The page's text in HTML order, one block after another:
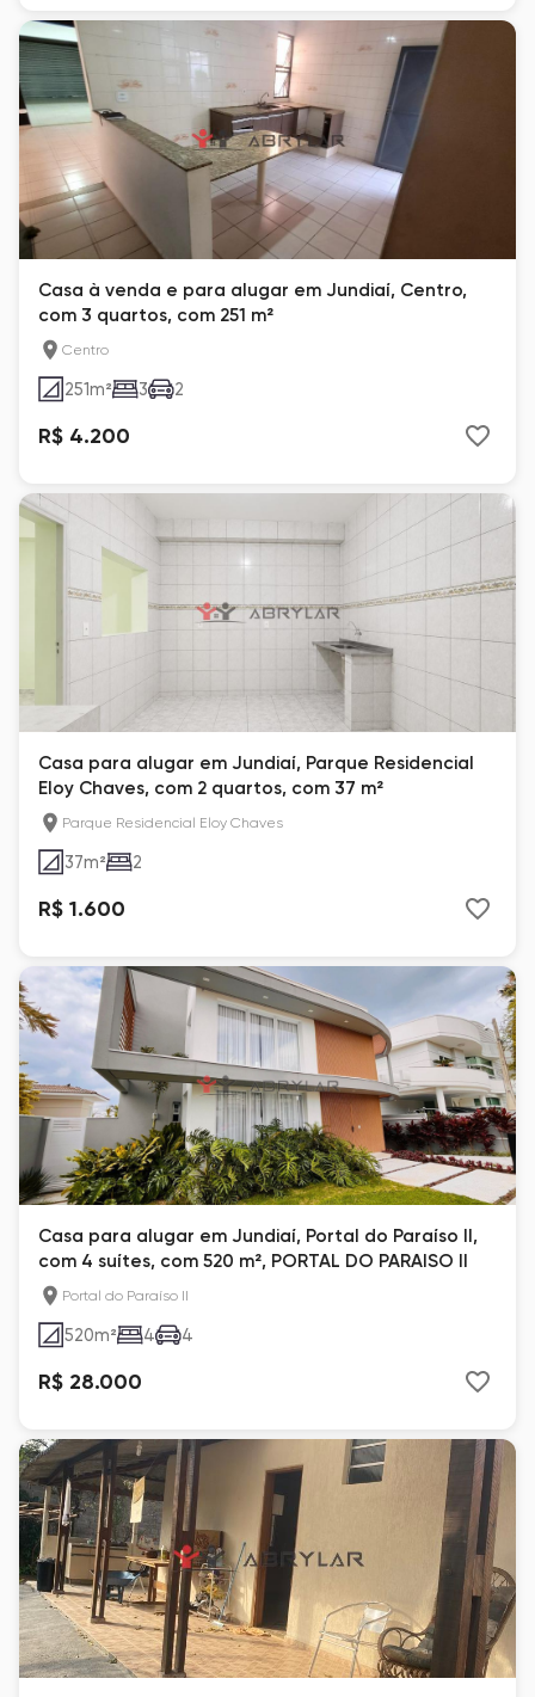
Casa à venda e para alugar em Jundiaí, Centro,
com 3 quartos, com 251 m²
Centro
251m² 3 2
R$ 4.200
Casa para alugar em Jundiaí, Parque Residencial
Eloy Chaves, com 2 quartos, com 37 m²
Parque Residencial Eloy Chaves
37m² 2
R$ 1.600
Casa para alugar em Jundiaí, Portal do Paraíso II,
com 4 suítes, com 520 m², PORTAL DO PARAISO II
Portal do Paraíso II
520m² 4 4
R$ 28.000